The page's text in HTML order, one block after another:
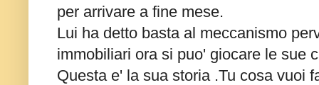
per arrivare a fine mese.
Lui ha detto basta al meccanismo
immobiliari ora si puo' giocare le sue
Questa e' la sua storia .Tu cosa vuoi